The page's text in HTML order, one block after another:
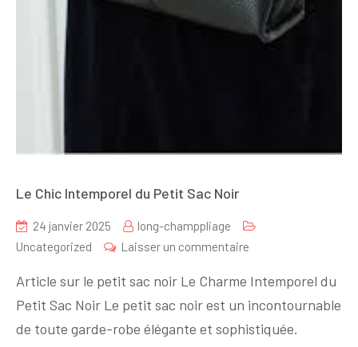
Le Chic Intemporel du Petit Sac Noir
24 janvier 2025
long-champpliage
Uncategorized
Laisser un commentaire
Chic
Intemporel
du
Article sur le petit sac noir Le Charme Intemporel du
Petit Sac Noir Le petit sac noir est un incontournable
de toute garde-robe élégante et sophistiquée.